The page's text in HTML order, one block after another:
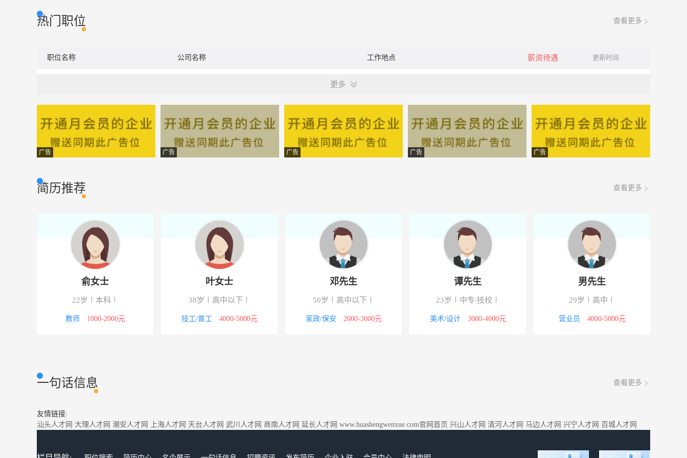
热门职位 查看更多
职位名称 公司名称 工作地点 薪资待遇 更新时间
更多
广告 广告 广告 广告 广告
简历推荐 查看更多
俞女士
22岁 本科
教师 1000-2000元
叶女士
38岁 高中以下
技工/普工 4000-5000元
邓先生
50岁 高中以下
家政/保安 2000-3000元
谭先生
23岁 中专/技校
美术/设计 3000-4000元
男先生
29岁 高中
营业员 4000-5000元
一句话信息 查看更多
友情链接:
汕头人才网 大理人才网 潮安人才网 上海人才网 天台人才网 武川人才网 商南人才网 延长人才网 www.huashengwenxue.com官网首页 兴山人才网 清河人才网 马边人才网 兴宁人才网 百城人才网